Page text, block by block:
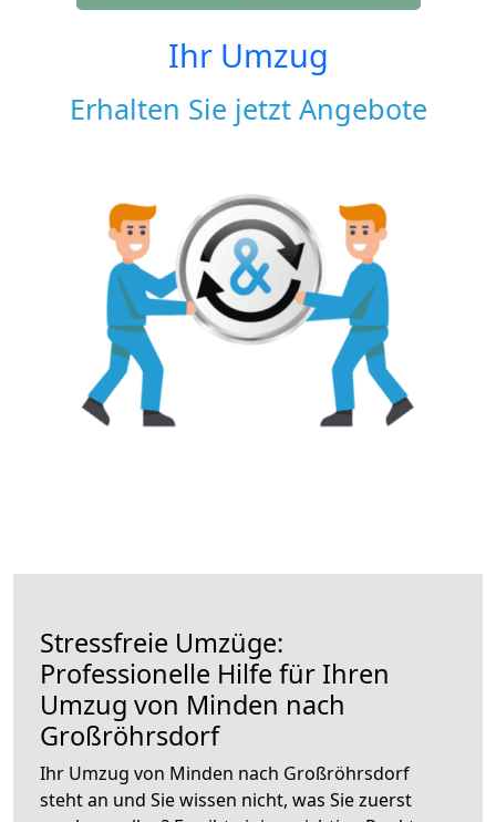
Ihr Umzug
Erhalten Sie jetzt Angebote
Stressfreie Umzüge:
Professionelle Hilfe für Ihren
Umzug von Minden nach
Großröhrsdorf
Ihr Umzug von Minden nach Großröhrsdorf
steht an und Sie wissen nicht, was Sie zuerst